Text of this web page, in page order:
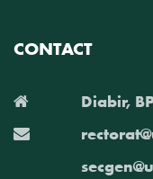
CONTACT
Diabir,